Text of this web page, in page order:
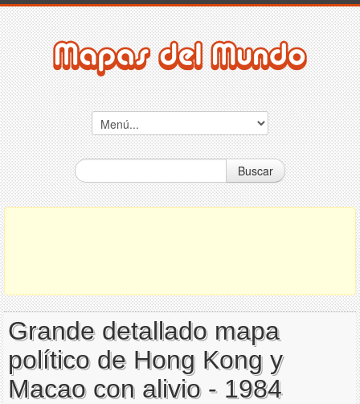
Buscar
Grande detallado mapa
político de Hong Kong y
Macao con alivio - 1984